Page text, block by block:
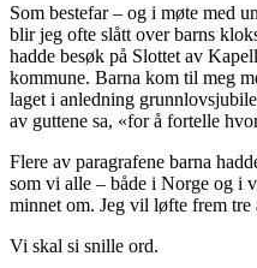
Som bestefar – og i møte med
blir jeg ofte slått over barns
hadde besøk på Slottet av
kommune. Barna kom til meg
laget i anledning
av guttene sa, «for å fortelle
Flere av paragrafene barna
som vi alle – både i Norge og i
minnet om. Jeg vil løfte frem tre
Vi skal si snille ord.